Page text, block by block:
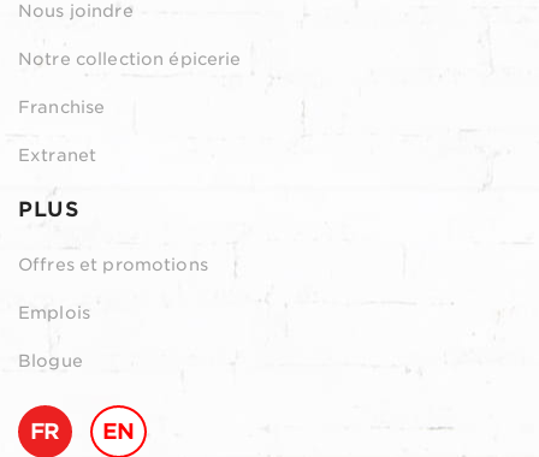
Nous joindre
Notre collection épicerie
Franchise
Extranet
PLUS
Offres et promotions
Emplois
Blogue
FR EN